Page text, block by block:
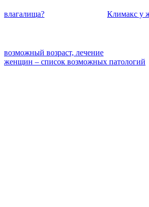
влагалища? Климакс у
возможный возраст, лечение
женщин – список возможных патологий